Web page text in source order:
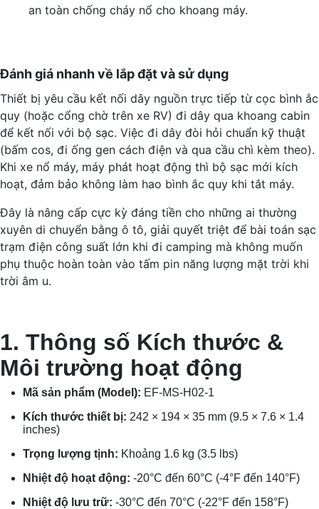
an toàn chống cháy nổ cho khoang máy.
Đánh giá nhanh về lắp đặt và sử dụng
Thiết bị yêu cầu kết nối dây nguồn trực tiếp từ cọc bình ắc
quy (hoặc cổng chờ trên xe RV) đi dây qua khoang cabin
để kết nối với bộ sạc. Việc đi dây đòi hỏi chuẩn kỹ thuật
(bấm cos, đi ống gen cách điện và qua cầu chì kèm theo).
Khi xe nổ máy, máy phát hoạt động thì bộ sạc mới kích
hoạt, đảm bảo không làm hao bình ắc quy khi tắt máy.
Đây là nâng cấp cực kỳ đáng tiền cho những ai thường
xuyên di chuyển bằng ô tô, giải quyết triệt để bài toán sạc
trạm điện công suất lớn khi đi camping mà không muốn
phụ thuộc hoàn toàn vào tấm pin năng lượng mặt trời khi
trời âm u.
1. Thông số Kích thước &
Môi trường hoạt động
Mã sản phẩm (Model): EF-MS-H02-1
Kích thước thiết bị: 242 × 194 × 35 mm (9.5 × 7.6 × 1.4
inches)
Trọng lượng tịnh: Khoảng 1.6 kg (3.5 lbs)
Nhiệt độ hoạt động: -20°C đến 60°C (-4°F đến 140°F)
Nhiệt độ lưu trữ: -30°C đến 70°C (-22°F đến 158°F)